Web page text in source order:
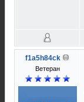
f1a5h84ck
Ветеран